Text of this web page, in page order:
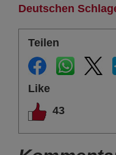
Deutschen
Teilen
Like
43